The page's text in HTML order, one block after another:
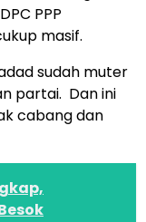
PPP
masif.
sudah muter
partai. Dan ini
cabang dan